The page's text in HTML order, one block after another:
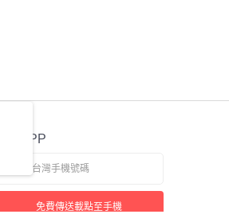
官方APP
免費傳送載點至手機